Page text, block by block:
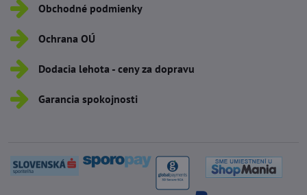
Obchodné podmienky
Ochrana OÚ
Dodacia lehota - ceny za dopravu
Garancia spokojnosti